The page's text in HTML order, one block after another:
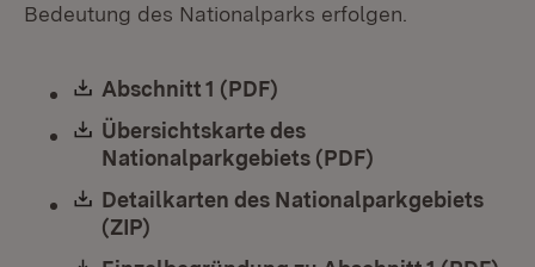
Bedeutung des Nationalparks erfolgen.
Download:
Abschnitt 1 (PDF)
Download:
Übersichtskarte des
Nationalparkgebiets (PDF)
Download:
Detailkarten des Nationalparkgebiets
(ZIP)